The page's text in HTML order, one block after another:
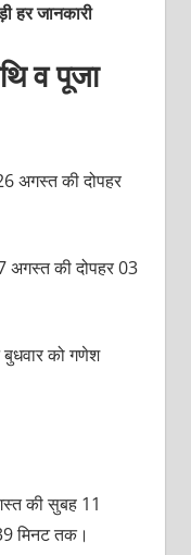
हर जानकारी
व पूजा
अगस्त की दोपहर
अगस्त की दोपहर 03
को गणेश
की सुबह 11
मिनट तक।